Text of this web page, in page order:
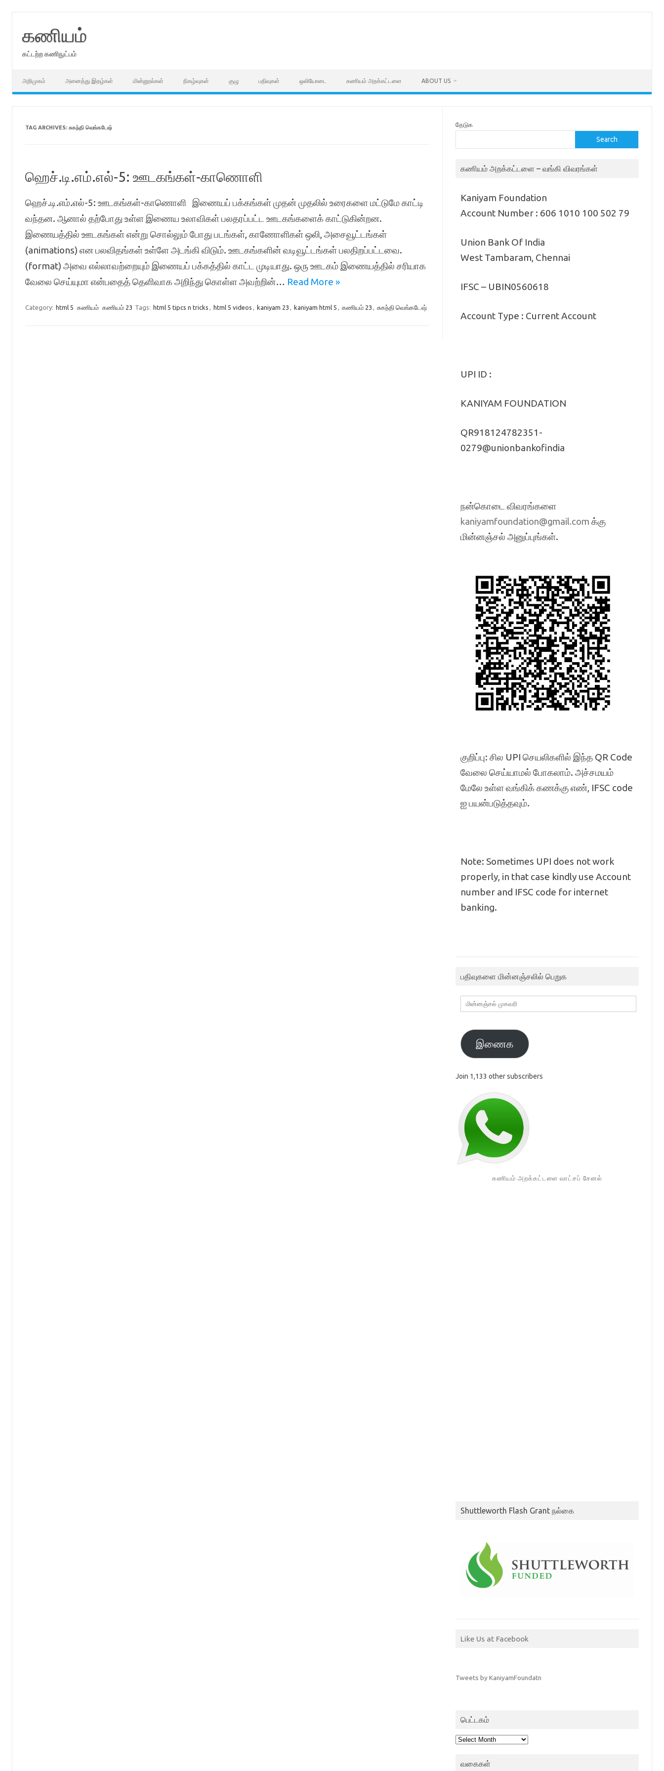
கணியம்
கட்டற்ற கணிநுட்பம்
அறிமுகம் அனைத்து இதழ்கள் மின்னூல்கள் நிகழ்வுகள் குழு பதிவுகள் ஒலியோடை கணியம் அறக்கட்டளை ABOUT US
TAG ARCHIVES: சுகந்தி வெங்கடேஷ்
ஹெச்.டி.எம்.எல்-5: ஊடகங்கள்-காணொளி
ஹெச்.டி.எம்.எல்-5: ஊடகங்கள்-காணொளி இணையப் பக்கங்கள் முதன் முதலில் உரைகளை மட்டுமே காட்டி
வந்தன. ஆனால் தற்போது உள்ள இணைய உலாவிகள் பலதரப்பட்ட ஊடகங்களைக் காட்டுகின்றன.
இணையத்தில் ஊடகங்கள் என்று சொல்லும் போது படங்கள், காணோளிகள் ஒலி, அசைவூட்டங்கள்
(animations) என பலவிதங்கள் உள்ளே அடங்கி விடும். ஊடகங்களின் வடிவூட்டங்கள் பலதிறப்பட்டவை.
(format) அவை எல்லாவற்றையும் இணையப் பக்கத்தில் காட்ட முடியாது. ஒரு ஊடகம் இணையத்தில் சரியாக
வேலை செய்யுமா என்பதைத் தெளிவாக அறிந்து கொள்ள அவற்றின்… Read More »
Category: html 5 கணியம் கணியம் 23 Tags: html 5 tipcs n tricks , html 5 videos , kaniyam 23 , kaniyam html 5 , கணியம் 23 , சுகந்தி வெங்கடேஷ்
தேடுக
Search
கணியம் அறக்கட்டளை – வங்கி விவரங்கள்
Kaniyam Foundation
Account Number : 606 1010 100 502 79
Union Bank Of India
West Tambaram, Chennai
IFSC – UBIN0560618
Account Type : Current Account
UPI ID :
KANIYAM FOUNDATION
QR918124782351-
0279@unionbankofindia
நன்கொடை விவரங்களை
kaniyamfoundation@gmail.com க்கு
மின்னஞ்சல் அனுப்புங்கள்.
குறிப்பு: சில UPI செயலிகளில் இந்த QR Code
வேலை செய்யாமல் போகலாம். அச்சமயம்
மேலே உள்ள வங்கிக் கணக்கு எண், IFSC code
ஐ பயன்படுத்தவும்.
Note: Sometimes UPI does not work
properly, in that case kindly use Account
number and IFSC code for internet
banking.
பதிவுகளை மின்னஞ்சலில் பெறுக
மின்னஞ்சல்
முகவரி
இணைக
Join 1,133 other subscribers
கணியம் அறக்கட்டளை வாட்சப் சேனல்
Shuttleworth Flash Grant நல்கை
Like Us at Facebook
Tweets by KaniyamFoundatn
பெட்டகம்
பெட்டகம்
வகைகள்